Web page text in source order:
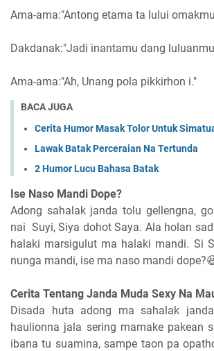
Ama-ama:"Antong etama ta lului
Dakdanak:"Jadi inantamu dang
Ama-ama:"Ah, Unang pola pikkirhon i."
BACA JUGA
Cerita Humor Masak Tolor Untuk
Lawak Batak Perceraian Na Tertunda
2 Humor Lucu Bahasa Batak
Ise Naso Mandi Dope?
Adong sahalak janda tolu gellengna,
nai Suyi, Siya dohot Saya. Ala holan
halaki marsigulut ma halaki mandi. Si
nunga mandi, ise ma naso mandi
Cerita Tentang Janda Muda Sexy Na
Disada huta adong ma sahalak
haulionna jala sering mamake pakean
ibana tu suamina, sampe taon pa